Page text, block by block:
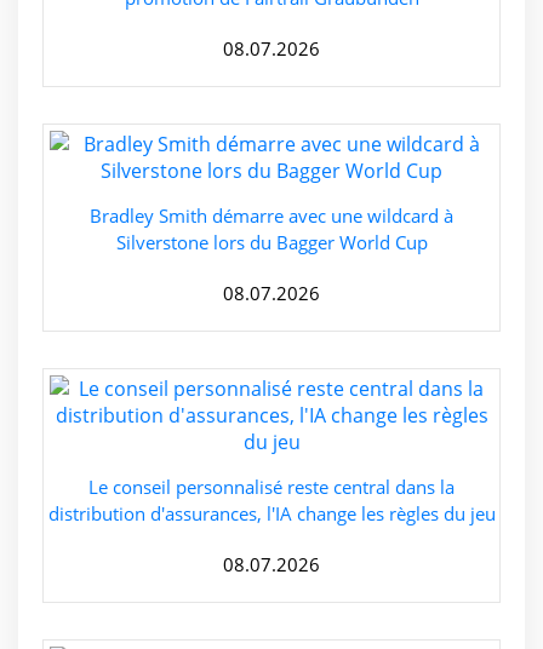
08.07.2026
Bradley Smith démarre avec une wildcard à
Silverstone lors du Bagger World Cup
08.07.2026
Le conseil personnalisé reste central dans la
distribution d'assurances, l'IA change les règles du jeu
08.07.2026